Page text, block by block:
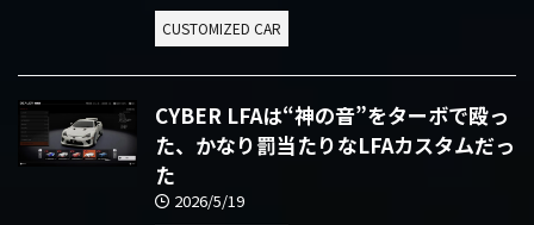
CUSTOMIZED CAR
CYBER LFAは“神の音”をターボで殴っ
た、かなり罰当たりなLFAカスタムだっ
た
2026/5/19